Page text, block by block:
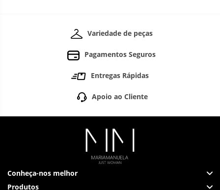
Variedade de peças
Pagamentos Seguros
Entregas Rápidas
Apoio ao Cliente
Conheça-nos melhor
Produtos